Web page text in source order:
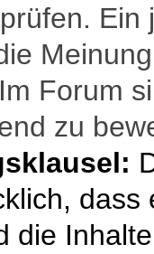
Forum
zu
die